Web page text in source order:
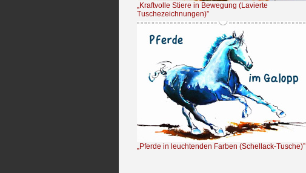
„Kraftvolle Stiere in Bewegung (Lavierte
Tuschezeichnungen)”
„Pferde in leuchtenden Farben (Schellack-Tusche)”